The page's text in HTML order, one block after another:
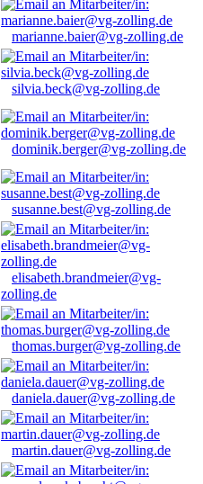
marianne.baier@vg-zolling.de
silvia.beck@vg-zolling.de
dominik.berger@vg-zolling.de
susanne.best@vg-zolling.de
elisabeth.brandmeier@vg-
zolling.de
thomas.burger@vg-zolling.de
daniela.dauer@vg-zolling.de
martin.dauer@vg-zolling.de